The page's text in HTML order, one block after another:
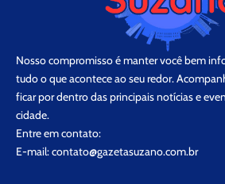
Nosso compromisso é manter você bem
tudo o que acontece ao seu redor.
ficar por dentro das principais notícias e
cidade.
Entre em contato:
E-mail:contato@gazetasuzano.com.br